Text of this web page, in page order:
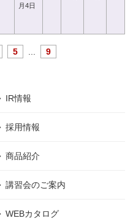
月4日
5 9
IR情報
採用情報
商品紹介
講習会のご案内
WEBカタログ